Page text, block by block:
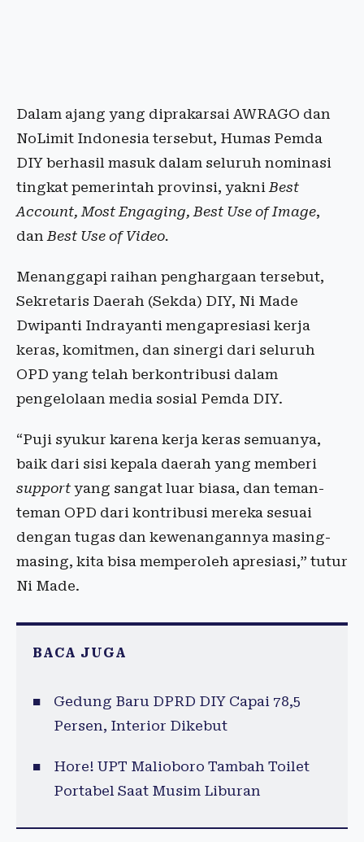
Dalam ajang yang diprakarsai AWRAGO dan
NoLimit Indonesia tersebut, Humas Pemda
DIY berhasil masuk dalam seluruh nominasi
tingkat pemerintah provinsi, yakniBest
Account, Most Engaging, Best Use of Image,
danBest Use of Video.
Menanggapi raihan penghargaan tersebut,
Sekretaris Daerah (Sekda) DIY, Ni Made
Dwipanti Indrayanti mengapresiasi kerja
keras, komitmen, dan sinergi dari seluruh
OPD yang telah berkontribusi dalam
pengelolaan media sosial Pemda DIY.
“Puji syukur karena kerja keras semuanya,
baik dari sisi kepala daerah yang memberi
support yang sangat luar biasa, dan teman-
teman OPD dari kontribusi mereka sesuai
dengan tugas dan kewenangannya masing-
masing, kita bisa memperoleh apresiasi,” tutur
Ni Made.
BACA JUGA
Gedung Baru DPRD DIY Capai 78,5
Persen, Interior Dikebut
Hore! UPT Malioboro Tambah Toilet
Portabel Saat Musim Liburan